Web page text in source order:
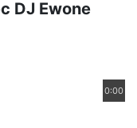
DJ Ewone
0:00